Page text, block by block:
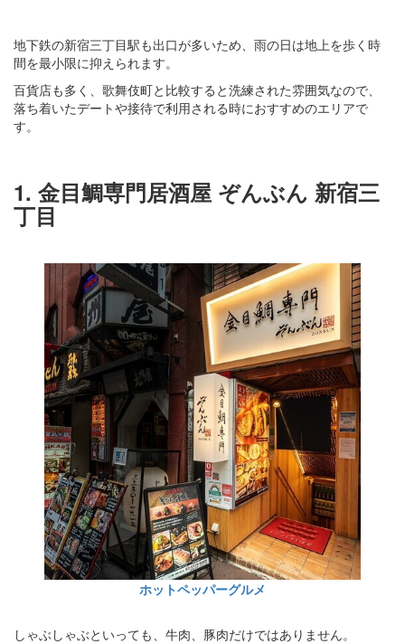
地下鉄の新宿三丁目駅も出口が多いため、雨の日は地上を歩く時
間を最小限に抑えられます。
百貨店も多く、歌舞伎町と比較すると洗練された雰囲気なので、
落ち着いたデートや接待で利用される時におすすめのエリアで
す。
1. 金目鯛専門居酒屋 ぞんぶん 新宿三
丁目
ホットペッパーグルメ
しゃぶしゃぶといっても、牛肉、豚肉だけではありません。